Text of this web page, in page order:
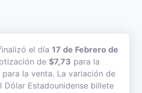
el día 17 de Febrero de
de $7,73 para la
para la venta. La variación de
Dólar Estadounidense billete